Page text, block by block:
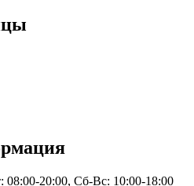
20:00, Сб-Вс: 10:00-18:00